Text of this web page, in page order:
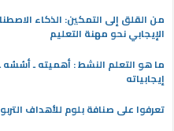
من القلق إلى التمكين: الذكاء
الإيجابي نحو مهنة التعليم
ما هو التعلم النشط : أهميته ـ أسُسُه ـ
إيجابياته
تعرفوا على صنافة بلوم للأهداف